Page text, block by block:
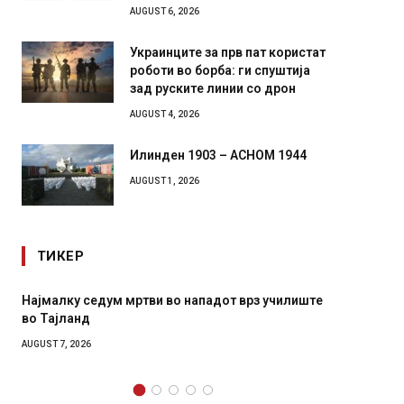
AUGUST 6, 2026
Украинците за прв пат користат
роботи во борба: ги спуштија
зад руските линии со дрон
AUGUST 4, 2026
Илинден 1903 – АСНОМ 1944
AUGUST 1, 2026
ТИКЕР
во нападот врз училиште
СОЗИС: Украинците повеќе